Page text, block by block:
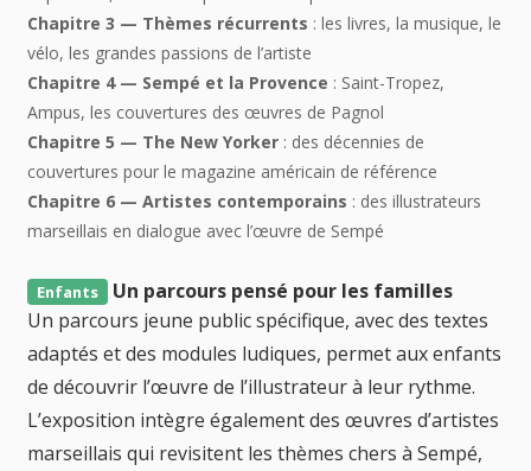
Chapitre 3 — Thèmes récurrents : les livres, la musique, le
vélo, les grandes passions de l’artiste
Chapitre 4 — Sempé et la Provence : Saint-Tropez,
Ampus, les couvertures des œuvres de Pagnol
Chapitre 5 — The New Yorker : des décennies de
couvertures pour le magazine américain de référence
Chapitre 6 — Artistes contemporains : des illustrateurs
marseillais en dialogue avec l’œuvre de Sempé
Enfants
Un parcours pensé pour les familles
Un parcours jeune public spécifique, avec des textes
adaptés et des modules ludiques, permet aux enfants
de découvrir l’œuvre de l’illustrateur à leur rythme.
L’exposition intègre également des œuvres d’artistes
marseillais qui revisitent les thèmes chers à Sempé,